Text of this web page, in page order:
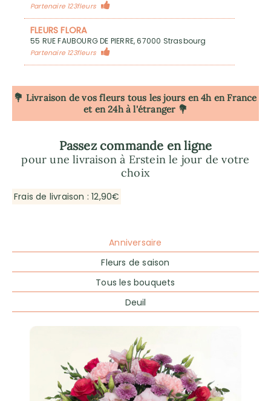
Partenaire 123fleurs
FLEURS FLORA
55 RUE FAUBOURG DE PIERRE, 67000 Strasbourg
Partenaire 123fleurs
💐 Livraison de vos fleurs tous les jours en 4h en France
et en 24h à l'étranger 💐
Passez commande en ligne
pour une livraison à Erstein le jour de votre
choix
Frais de livraison : 12,90€
Anniversaire
Fleurs de saison
Tous les bouquets
Deuil